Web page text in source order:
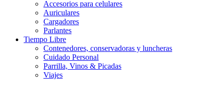
Accesorios para celulares
Auriculares
Cargadores
Parlantes
Tiempo Libre
Contenedores, conservadoras y luncheras
Cuidado Personal
Parrilla, Vinos & Picadas
Viajes